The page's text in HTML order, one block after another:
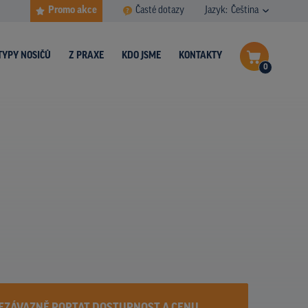
Promo akce Časté dotazy Jazyk: Čeština
0
NOSIČŮ Z PRAXE KDO JSME KONTAKTY